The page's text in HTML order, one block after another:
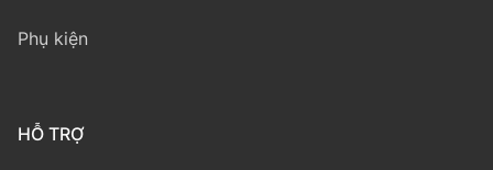
Phụ kiện
HỖ TRỢ